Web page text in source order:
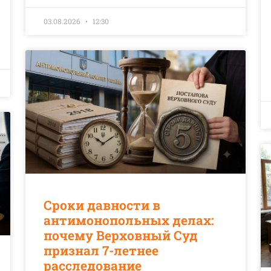
03.08.2026 12:30
Сроки давности в
антимонопольных делах:
почему Верховный Суд
признал 7-летнее
расследование